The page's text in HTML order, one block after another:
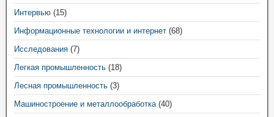
Интервью (15)
Информационные технологии и интернет (68)
Исследования (7)
Легкая промышленность (18)
Лесная промышленность (3)
Машиностроение и металлообработка(40)